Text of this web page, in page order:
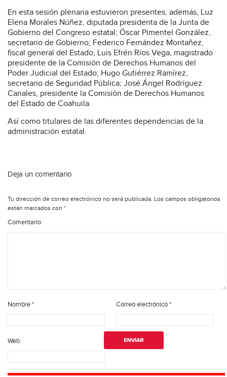
En esta sesión plenaria estuvieron presentes, además, Luz
Elena Morales Núñez, diputada presidenta de la Junta de
Gobierno del Congreso estatal; Óscar Pimentel González,
secretario de Gobierno; Federico Fernández Montañez,
fiscal general del Estado; Luis Efrén Ríos Vega, magistrado
presidente de la Comisión de Derechos Humanos del
Poder Judicial del Estado; Hugo Gutiérrez Ramírez,
secretario de Seguridad Pública; José Ángel Rodríguez
Canales, presidente la Comisión de Derechos Humanos
del Estado de Coahuila.
Así como titulares de las diferentes dependencias de la
administración estatal.
Deja un comentario
Tu dirección de correo electrónico no será publicada. Los campos obligatorios
están marcados con *
Comentario
Nombre* Correo electrónico*
Web